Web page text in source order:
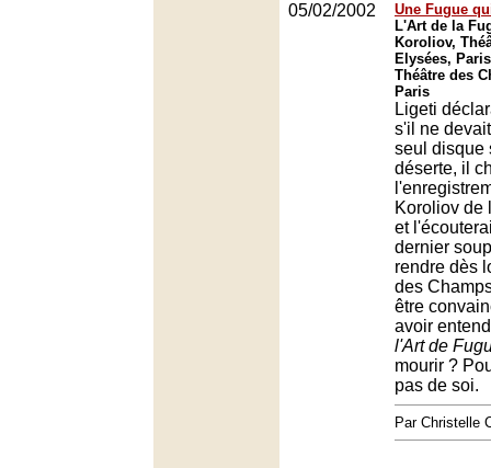
05/02/2002
Une Fugue
L'Art de la
Koroliov,
Elysées,
Théâtre des
Paris
Ligeti
s'il ne
seul disque
déserte, il
Koroliov de
et
dernier
rendre dès
des
être
avoir
l'Art de
mourir ?
pas de soi.
Par Christelle